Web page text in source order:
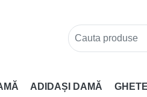
ADIDAȘI DAMĂ